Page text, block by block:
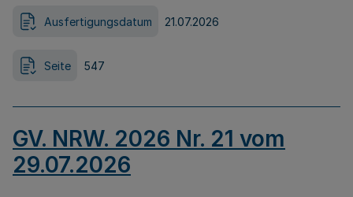
Ausfertigungsdatum 21.07.2026
Seite 547
GV. NRW. 2026 Nr. 21 vom
29.07.2026